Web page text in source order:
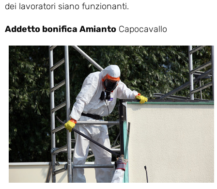
dei lavoratori siano funzionanti.
Addetto bonifica Amianto Capocavallo